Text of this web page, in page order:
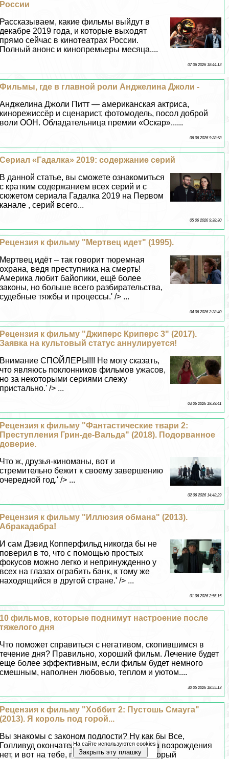
России
Рассказываем, какие фильмы выйдут в
декабре 2019 года, и которые выходят
прямо сейчас в кинотеатрах России.
Полный анонс и кинопремьеры месяца....
07 06 2026 18:44:13
Фильмы, где в главной роли Анджелина Джоли -
Анджелина Джоли Питт — американская актриса,
кинорежиссёр и сценарист, фотомодель, посол доброй
воли ООН. Обладательница премии «Оскар»......
06 06 2026 9:38:58
Сериал «Гадалка» 2019: содержание серий
В данной статье, вы сможете ознакомиться
с кратким содержанием всех серий и с
сюжетом сериала Гадалка 2019 на Первом
канале , серий всего...
05 06 2026 9:38:30
Рецензия к фильму "Мертвец идет" (1995).
Мертвец идёт – так говорит тюремная
охрана, ведя преступника на cмepть!
Америка любит байопики, ещё более
законы, но больше всего разбирательства,
судебные тяжбы и процессы.' /> ...
04 06 2026 2:28:40
Рецензия к фильму "Джиперс Криперс 3" (2017).
Заявка на культовый статус аннулируется!
Внимание СПОЙЛЕРЫ!!! Не могу сказать,
что являюсь поклонников фильмов ужасов,
но за некоторыми сериями слежу
пристально.' /> ...
03 06 2026 19:39:41
Рецензия к фильму "Фантастические твари 2:
Преступления Грин-де-Вальда" (2018). Подорванное
доверие.
Что ж, друзья-киноманы, вот и
стремительно бежит к своему завершению
очередной год.' /> ...
02 06 2026 14:48:29
Рецензия к фильму "Иллюзия обмана" (2013).
Абpaкадабра!
И сам Дэвид Копперфильд никогда бы не
поверил в то, что с помощью простых
фокусов можно легко и непринужденно у
всех на глазах ограбить банк, к тому же
находящийся в другой стране.' /> ...
01 06 2026 2:56:15
10 фильмов, которые поднимут настроение после
тяжелого дня
Что поможет справиться с негативом, скопившимся в
течение дня? Правильно, хороший фильм. Лечение будет
еще более эффективным, если фильм будет немного
смешным, наполнен любовью, теплом и уютом....
30 05 2026 18:55:13
Рецензия к фильму "Хоббит 2: Пустошь Смауга"
(2013). Я король под горой...
Вы знакомы с законом подлости? Ну как бы Все,
Голливуд окончательно умер, надежды на возрождения
нет, и вот на тебе, появляется фильм, который
На сайте используются cookies
Закрыть эту плашку